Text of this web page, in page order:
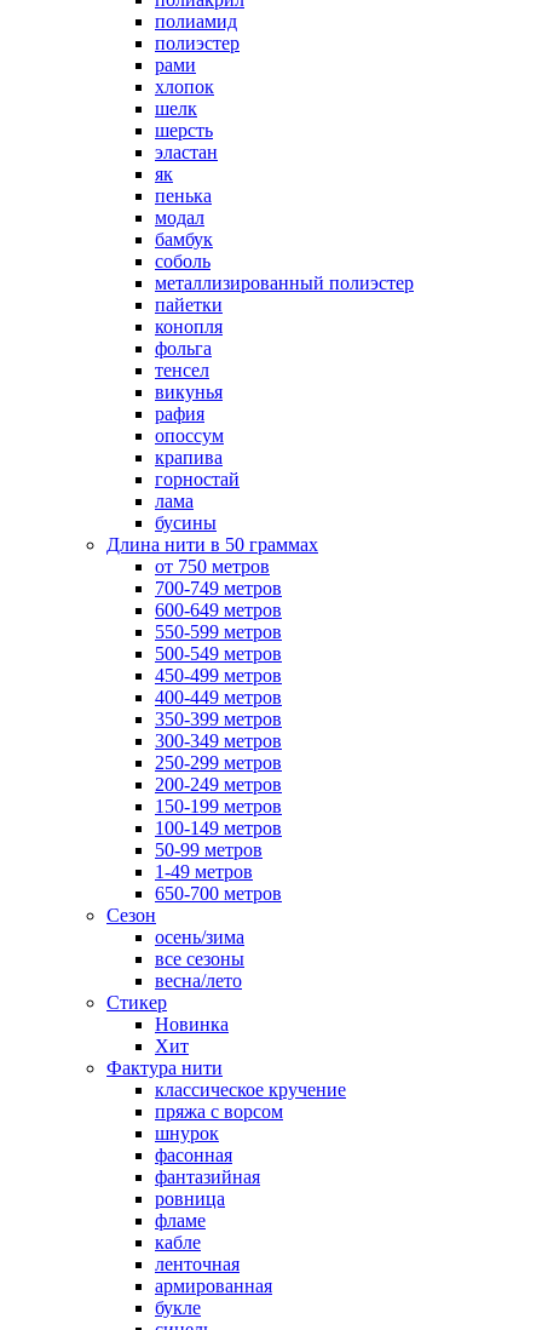
полиамид
полиэстер
рами
хлопок
шелк
шерсть
эластан
як
пенька
модал
бамбук
соболь
металлизированный полиэстер
пайетки
конопля
фольга
тенсел
викунья
рафия
опоссум
крапива
горностай
лама
бусины
Длина нити в 50 граммах
от 750 метров
700-749 метров
600-649 метров
550-599 метров
500-549 метров
450-499 метров
400-449 метров
350-399 метров
300-349 метров
250-299 метров
200-249 метров
150-199 метров
100-149 метров
50-99 метров
1-49 метров
650-700 метров
Сезон
осень/зима
все сезоны
весна/лето
Стикер
Новинка
Хит
Фактура нити
классическое кручение
пряжа с ворсом
шнурок
фасонная
фантазийная
ровница
фламе
кабле
ленточная
армированная
букле